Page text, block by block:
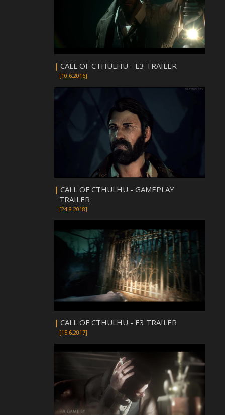
| CALL OF CTHULHU - E3 TRAILER
[10.6.2016]
| CALL OF CTHULHU - GAMEPLAY
TRAILER
[24.8.2018]
| CALL OF CTHULHU - E3 TRAILER
[15.6.2017]